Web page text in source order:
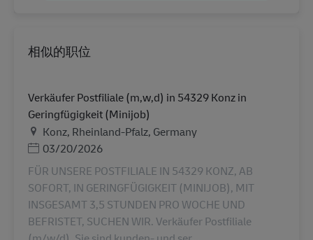
相似的职位
Verkäufer Postfiliale (m,w,d) in 54329 Konz in
Geringfügigkeit (Minijob)
地点Konz, Rheinland-Pfalz, Germany
Posted Date
03/20/2026
FÜR UNSERE POSTFILIALE IN 54329 KONZ, AB
SOFORT, IN GERINGFÜGIGKEIT (MINIJOB), MIT
INSGESAMT 3,5 STUNDEN PRO WOCHE UND
BEFRISTET, SUCHEN WIR. Verkäufer Postfiliale